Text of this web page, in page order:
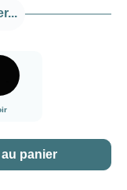
quantité
panier